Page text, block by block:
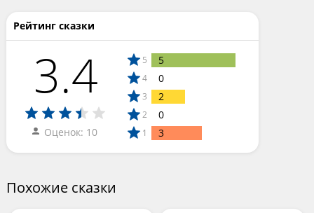
Рейтинг сказки
3.4
Оценок: 10
5 5
4 0
3 2
2 0
1 3
Похожие сказки